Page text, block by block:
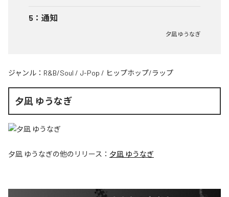
5 ： 通知
夕凪 ゆうなぎ
ジャンル： R&B/Soul / J-Pop / ヒップホップ/ラップ
夕凪 ゆうなぎ
夕凪 ゆうなぎの他のリリース： 夕凪 ゆうなぎ